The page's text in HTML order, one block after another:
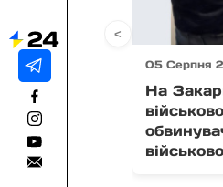
05 Серпня
На
<